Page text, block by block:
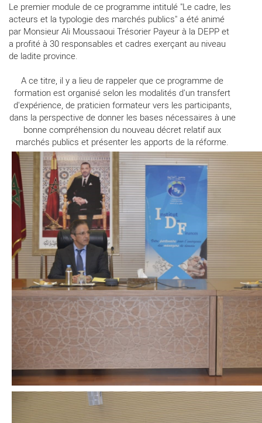
Le premier module de ce programme intitulé "Le cadre, les
acteurs et la typologie des marchés publics" a été animé
par Monsieur Ali Moussaoui Trésorier Payeur à la DEPP et
a profité à 30 responsables et cadres exerçant au niveau
de ladite province.
A ce titre, il y a lieu de rappeler que ce programme de
formation est organisé selon les modalités d'un transfert
d'expérience, de praticien formateur vers les participants,
dans la perspective de donner les bases nécessaires à une
bonne compréhension du nouveau décret relatif aux
marchés publics et présenter les apports de la réforme.